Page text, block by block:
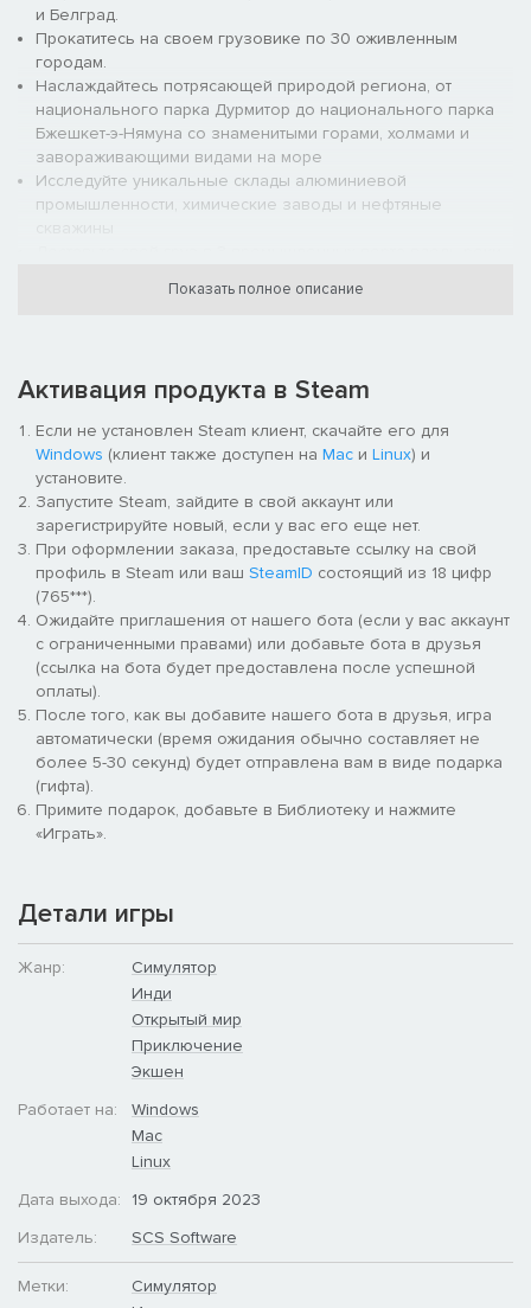
и Белград.
Прокатитесь на своем грузовике по 30 оживленным
городам.
Наслаждайтесь потрясающей природой региона, от
национального парка Дурмитор до национального парка
Бжешкет-э-Нямуна со знаменитыми горами, холмами и
завораживающими видами на море
Исследуйте уникальные склады алюминиевой
промышленности, химические заводы и нефтяные
Полюбуйтесь красотой исторических центров городов в
Наслаждайтесь живописной сельской местностью с 15
грузовике у 20 знаковых достопримечательностей< /li>
Помните, что помимо первоначальных
достопримечательностей, этот регион таит в себе скрытые
сокровища, ожидающие изучения. Будьте готовы, ведь
следующее захватывающее приключение может быть уже
не за горами.
Показать полное описание
Активация продукта в Steam
Если не установлен Steam клиент, скачайте его для
Windows (клиент также доступен на Mac и Linux) и
установите.
Запустите Steam, зайдите в свой аккаунт или
зарегистрируйте новый, если у вас его еще нет.
При оформлении заказа, предоставьте ссылку на свой
профиль в Steam или ваш SteamID состоящий из 18 цифр
(765***).
Ожидайте приглашения от нашего бота (если у вас аккаунт
с ограниченными правами) или добавьте бота в друзья
(ссылка на бота будет предоставлена после успешной
оплаты).
После того, как вы добавите нашего бота в друзья, игра
автоматически (время ожидания обычно составляет не
более 5-30 секунд) будет отправлена вам в виде подарка
(гифта).
Примите подарок, добавьте в Библиотеку и нажмите
«Играть».
Детали игры
Жанр:
Симулятор
Инди
Открытый мир
Приключение
Экшен
Работает на:
Windows
Mac
Linux
Дата выхода:
19 октября 2023
Издатель:
SCS Software
Метки:
Симулятор